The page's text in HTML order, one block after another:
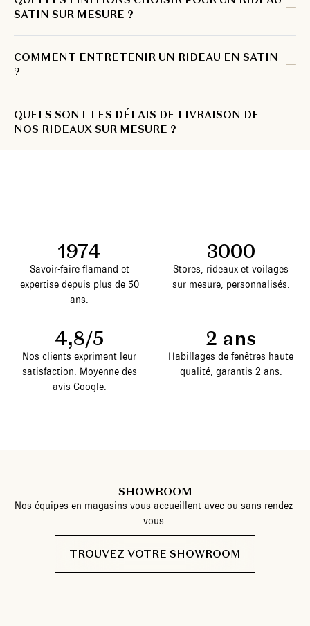
SATIN SUR MESURE ?
COMMENT ENTRETENIR UN RIDEAU EN SATIN
?
QUELS SONT LES DÉLAIS DE LIVRAISON DE
NOS RIDEAUX SUR MESURE ?
1974
Savoir-faire flamand et
expertise depuis plus de 50
ans.
3000
Stores, rideaux et voilages
sur mesure, personnalisés.
4,8/5
Nos clients expriment leur
satisfaction. Moyenne des
avis Google.
2 ans
Habillages de fenêtres haute
qualité, garantis 2 ans.
SHOWROOM
Nos équipes en magasins vous accueillent avec ou sans rendez-
vous.
TROUVEZ VOTRE SHOWROOM